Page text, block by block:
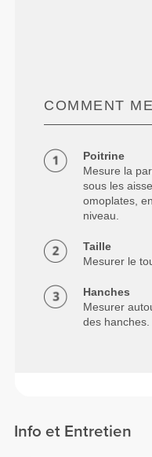
COMMENT
Poitrine
Mesure la
sous les
omoplates,
niveau.
Taille
Mesurer le
Hanches
Mesurer
des hanches.
Info et Entretien